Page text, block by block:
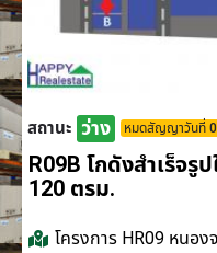
สถานะ ว่าง หมดสัญญาวันที่
R09B โกดังสำเร็จรู
120 ตรม.
โครงการ HR09 หนอง